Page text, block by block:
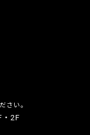
さい。
・2F